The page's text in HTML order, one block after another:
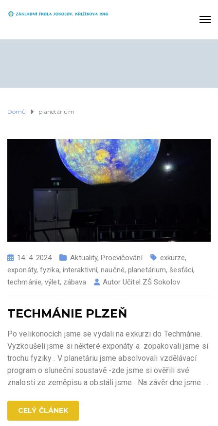
Domů planetárium
14. 4. 2024 Aktuality,Procvičování exkurze,
exponáty,fyzika, interaktivní,naučné,planetárium, šesťáci,
techmánie,výlet, zábava AutorUčitel ZŠ Sokolov
TECHMÁNIE PLZEŇ
Po velikonocích jsme se vydali na exkurzi do Techmánie.
Vyzkoušeli jsme si některé exponáty a zopakovali jsme si
trochu fyziky . V planetáriu jsme absolvovali vzdělávací
program o sluneční soustavě -zde jsme si ověřili své
znalosti ze zeměpisu a obstáli jsme . Na závěr dne jsme …
CELÝ ČLÁNEK